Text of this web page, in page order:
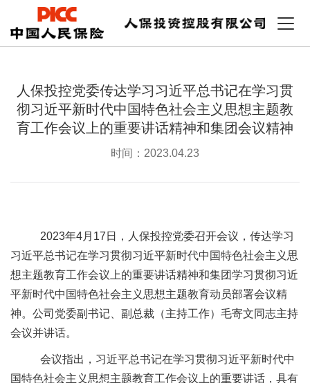
人保投控党委传达学习习近平总书记在学习贯
彻习近平新时代中国特色社会主义思想主题教
育工作会议上的重要讲话精神和集团会议精神
时间：2023.04.23
2023年4月17日，人保投控党委召开会议，传达学习
习近平总书记在学习贯彻习近平新时代中国特色社会主义思
想主题教育工作会议上的重要讲话精神和集团学习贯彻习近
平新时代中国特色社会主义思想主题教育动员部署会议精
神。 公司党委副书记 、副总裁（主持工作） 毛寄文同志主持
会议并讲话。
会议指出， 习近平总书记在学习贯彻习近平新时代中
国特色社会主义思想主题教育工作会议上的重要讲话，具有